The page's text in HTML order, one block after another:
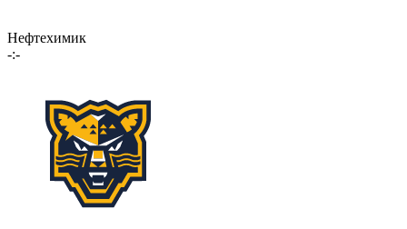
Нефтехимик
-:-